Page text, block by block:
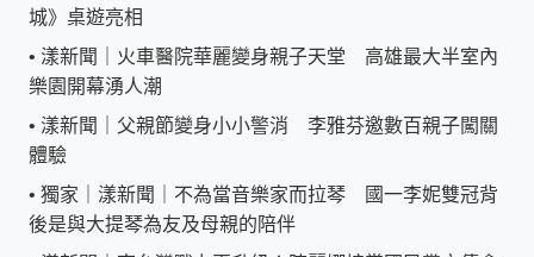
城》桌遊亮相
• 漾新聞｜火車醫院華麗變身親子天堂 高雄最大半室內
樂園開幕湧人潮
• 漾新聞｜父親節變身小小警消 李雅芬邀數百親子闖關
體驗
• 獨家｜漾新聞｜不為當音樂家而拉琴 國一李妮雙冠背
後是與大提琴為友及母親的陪伴